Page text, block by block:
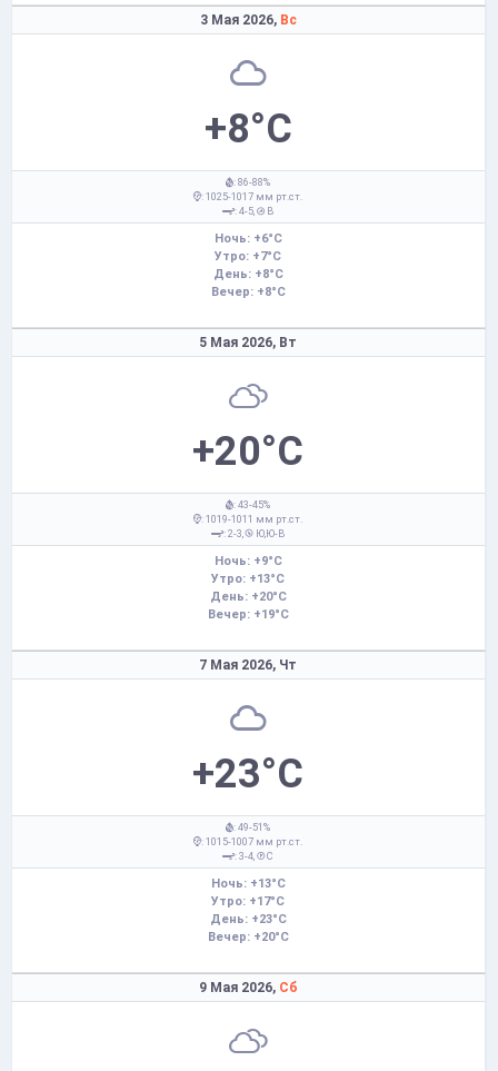
3 Мая 2026, Вс
+8°C
: 86-88%
: 1025-1017 мм рт.ст.
: 4-5,
В
Ночь: +6°C
Утро: +7°C
День: +8°C
Вечер: +8°C
5 Мая 2026, Вт
+20°C
: 43-45%
: 1019-1011 мм рт.ст.
: 2-3,
Ю,Ю-В
Ночь: +9°C
Утро: +13°C
День: +20°C
Вечер: +19°C
7 Мая 2026, Чт
+23°C
: 49-51%
: 1015-1007 мм рт.ст.
: 3-4,
С
Ночь: +13°C
Утро: +17°C
День: +23°C
Вечер: +20°C
9 Мая 2026, Сб